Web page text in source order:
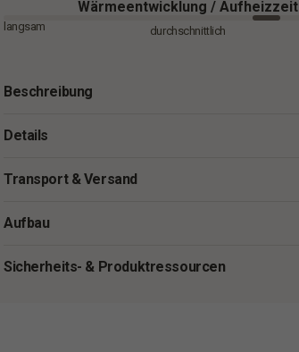
Wärmeentwicklung / Aufheizzeit
langsam durchschnittlich
Beschreibung
Details
Transport & Versand
Aufbau
Sicherheits- & Produktressourcen